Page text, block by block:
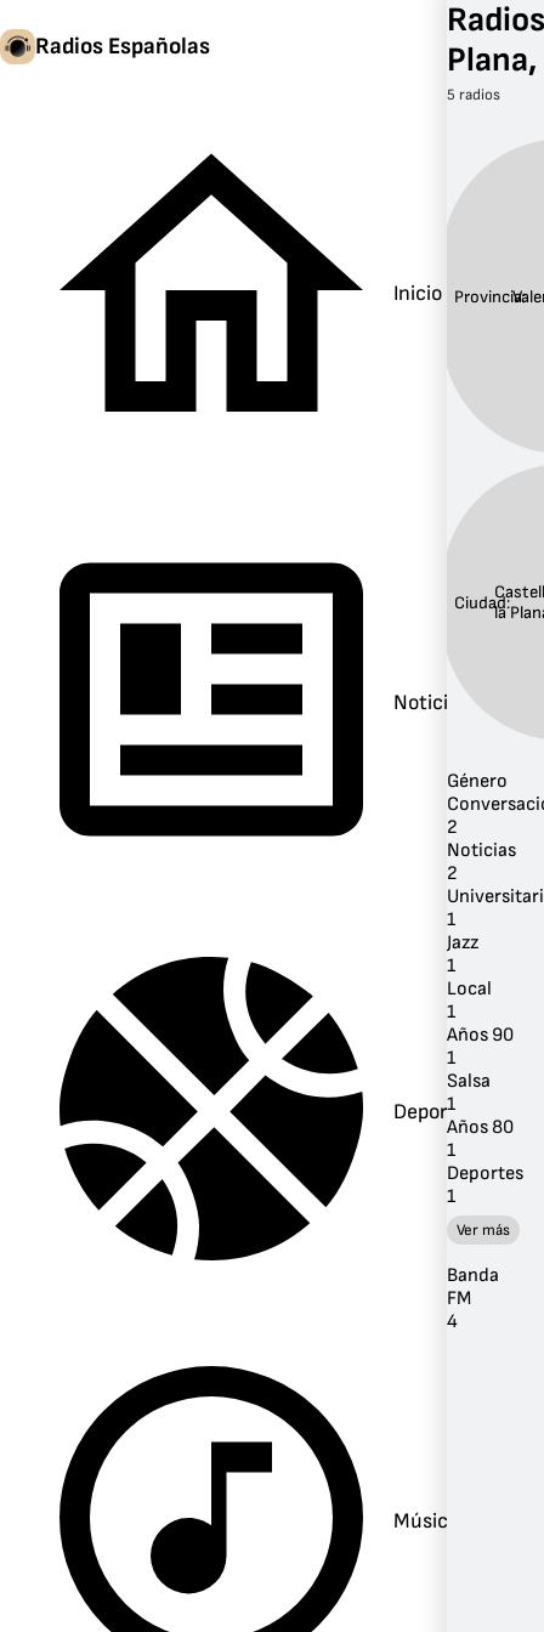
Radios Españolas
Inicio
Noticias
Deportes
Música
5 radios
Provincia:
Ciudad:
la
Género
2
Noticias
2
1
Jazz
1
Local
1
Años 90
1
Salsa
1
Años 80
1
Deportes
1
Ver más
Banda
FM
4